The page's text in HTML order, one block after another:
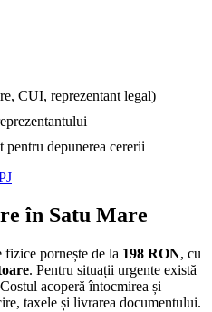
CUI, reprezentant legal)
depunerea cererii
în Satu Mare
pornește de la 198 RON, cu
. Pentru situații urgente există
acoperă întocmirea și
taxele și livrarea documentului.